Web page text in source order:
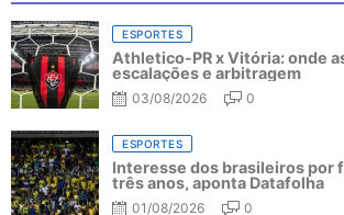
ESPORTES
Athletico-PR x Vitória: onde
escalações e arbitragem
03/08/2026 0
ESPORTES
Interesse dos brasileiros por
três anos, aponta Datafolha
01/08/2026 0